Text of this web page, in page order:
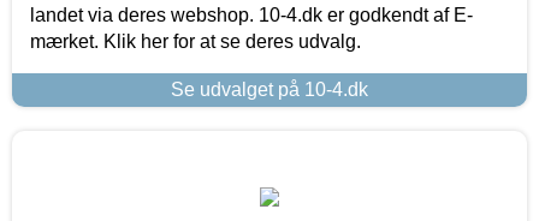
landet via deres webshop. 10-4.dk er godkendt af E-
mærket. Klik her for at se deres udvalg.
Se udvalget på 10-4.dk